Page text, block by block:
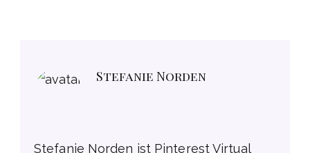
Stefanie Norden
Stefanie Norden ist Pinterest Virtual